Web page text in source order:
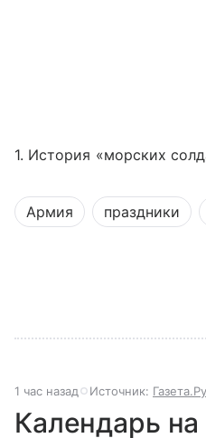
1. История «морских
Армия праздники
1 час назад Источник: Газета.Ру
Календарь на